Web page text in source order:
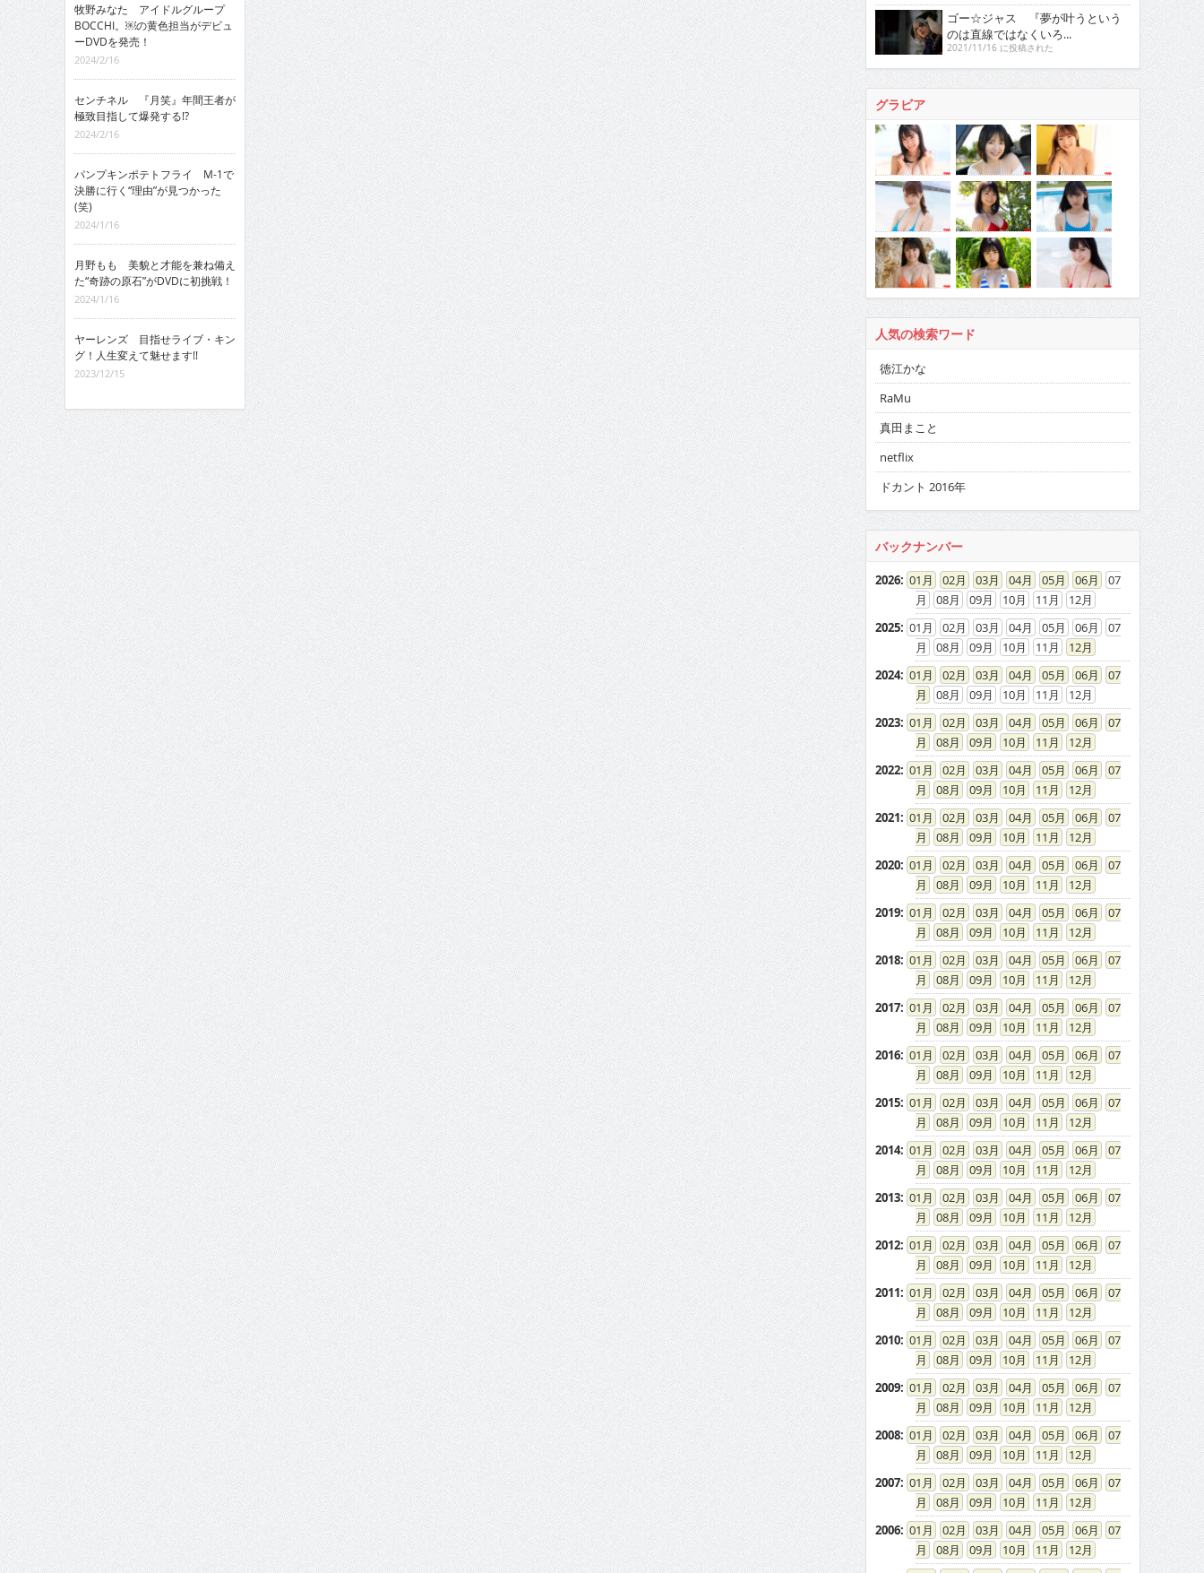
牧野みなた アイドルグループ
BOCCHI。￼の黄色担当がデビュ
ーDVDを発売！
2024/2/16
センチネル 『月笑』年間王者が
極致目指して爆発する!?
2024/2/16
パンプキンポテトフライ M-1で
決勝に行く“理由”が見つかった
(笑)
2024/1/16
月野もも 美貌と才能を兼ね備え
た“奇跡の原石”がDVDに初挑戦！
2024/1/16
ヤーレンズ 目指せライブ・キン
グ！人生変えて魅せます!!
2023/12/15
ゴー☆ジャス 『夢が叶うという
のは直線ではなくいろ...
2021/11/16 に投稿された
グラビア
人気の検索ワード
徳江かな
RaMu
真田まこと
netflix
ドカント 2016年
バックナンバー
2026: 01 02 03 04 05 06
07
08
09 10 11
12
2025: 01 02 03 04 05 06
07
08
09 10 11
12
2024: 01 02 03 04 05 06
07
08
09 10 11
12
2023: 01 02 03 04 05 06
07
08
09 10 11
12
2022: 01 02 03 04 05 06
07
08
09 10 11
12
2021: 01 02 03 04 05 06
07
08
09 10 11
12
2020: 01 02 03 04 05 06
07
08
09 10 11
12
2019: 01 02 03 04 05 06
07
08
09 10 11
12
2018: 01 02 03 04 05 06
07
08
09 10 11
12
2017: 01 02 03 04 05 06
07
08
09 10 11
12
2016: 01 02 03 04 05 06
07
08
09 10 11
12
2015: 01 02 03 04 05 06
07
08
09 10 11
12
2014: 01 02 03 04 05 06
07
08
09 10 11
12
2013: 01 02 03 04 05 06
07
08
09 10 11
12
2012: 01 02 03 04 05 06
07
08
09 10 11
12
2011: 01 02 03 04 05 06
07
08
09 10 11
12
2010: 01 02 03 04 05 06
07
08
09 10 11
12
2009: 01 02 03 04 05 06
07
08
09 10 11
12
2008: 01 02 03 04 05 06
07
08
09 10 11
12
2007: 01 02 03 04 05 06
07
08
09 10 11
12
2006: 01 02 03 04 05 06
07
08
09 10 11
12